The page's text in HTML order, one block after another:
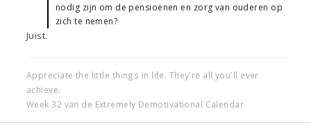
nodig zijn om de pensioenen en zorg van ouderen op
zich te nemen?
Juist.
Appreciate the little things in life. They're all you'll ever
achieve.
Week 32 van de Extremely Demotivational Calendar